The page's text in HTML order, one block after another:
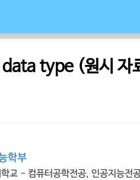
type (원시 자
학부
교 - 컴퓨터공학전공, 인공지능전